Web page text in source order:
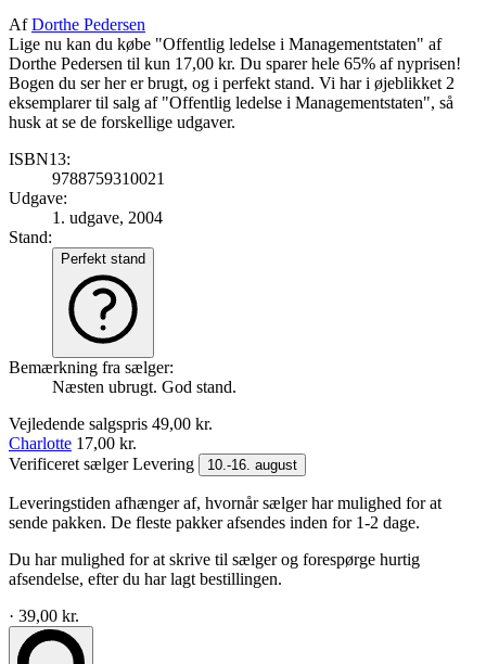
AfDorthe Pedersen
Lige nu kan du købe "Offentlig ledelse i Managementstaten" af
Dorthe Pedersen til kun 17,00 kr. Du sparer hele 65% af nyprisen!
Bogen du ser her er brugt, og i perfekt stand. Vi har i øjeblikket 2
eksemplarer til salg af "Offentlig ledelse i Managementstaten", så
husk at se de forskellige udgaver.
ISBN13:
9788759310021
Udgave:
1. udgave, 2004
Stand:
Perfekt stand
Bemærkning fra sælger:
Næsten ubrugt. God stand.
Vejledende salgspris 49,00 kr.
Charlotte 17,00 kr.
Verificeret sælgerLevering 10.-16. august
Leveringstiden afhænger af, hvornår sælger har mulighed for at
sende pakken. De fleste pakker afsendes inden for 1-2 dage.
Du har mulighed for at skrive til sælger og forespørge hurtig
afsendelse, efter du har lagt bestillingen.
· 39,00 kr.